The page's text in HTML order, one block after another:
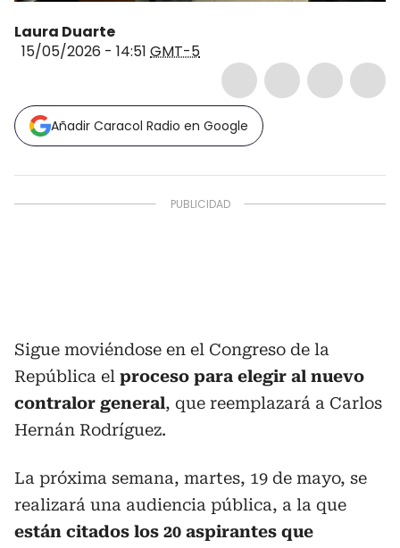
Laura Duarte
15/05/2026 - 14:51 GMT-5
Añadir Caracol Radio en Google
Sigue moviéndose en el Congreso de la
República el proceso para elegir al nuevo
contralor general, que reemplazará a Carlos
Hernán Rodríguez.
La próxima semana, martes, 19 de mayo, se
realizará una audiencia pública, a la que
están citados los 20 aspirantes que